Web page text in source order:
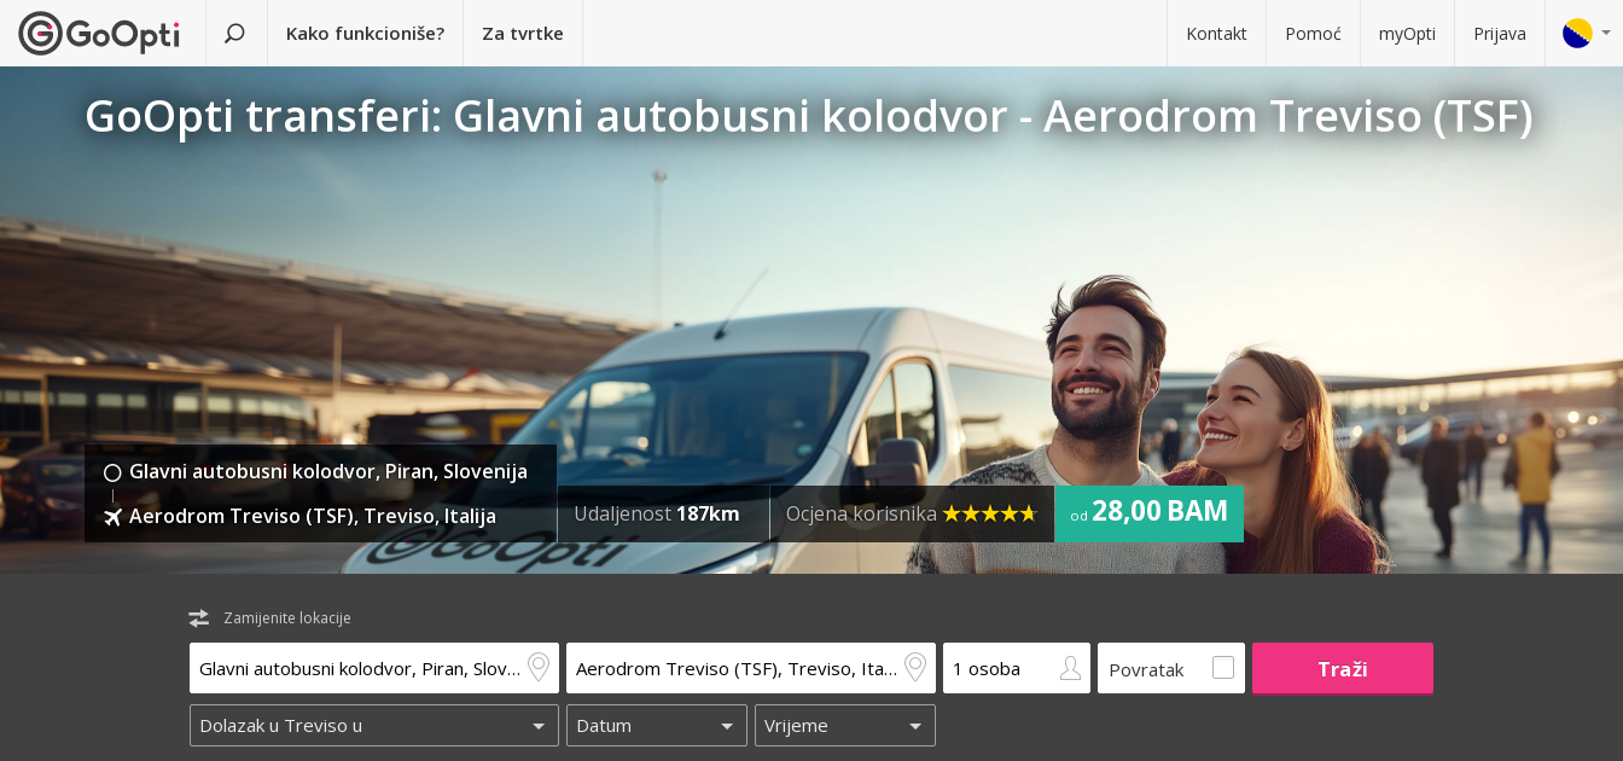
Kako funkcioniše? Za tvrtke Kontakt Pomoć myOpti Prijava
GoOpti transferi: Glavni autobusni kolodvor - Aerodrom Treviso (TSF)
Glavni autobusni kolodvor, Piran, Slovenija
Aerodrom Treviso (TSF), Treviso, Italija
Udaljenost187km Ocjena korisnika od 28,00 BAM
Zamijenite lokacije
Povratak